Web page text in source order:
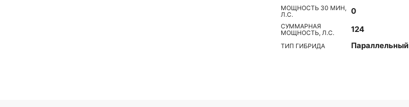
МОЩНОСТЬ 30 МИН,
Л.С.
0
СУММАРНАЯ
МОЩНОСТЬ, Л.С.
124
ТИП ГИБРИДА Параллельный